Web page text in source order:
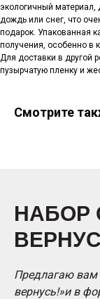
экологичный материал,
дождь или снег, что
подарок. Упакованная
получения, особенно в
Для доставки в другой
пузырчатую пленку и
Смотрите
НАБОР
Предлагаю вам
вернусь!»и в